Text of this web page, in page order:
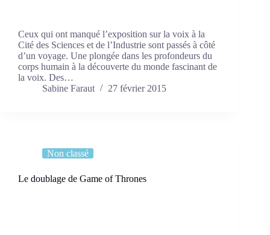
Ceux qui ont manqué l’exposition sur la voix à la
Cité des Sciences et de l’Industrie sont passés à côté
d’un voyage. Une plongée dans les profondeurs du
corps humain à la découverte du monde fascinant de
la voix. Des…
Sabine Faraut
27 février 2015
Non classé
Le doublage de Game of Thrones